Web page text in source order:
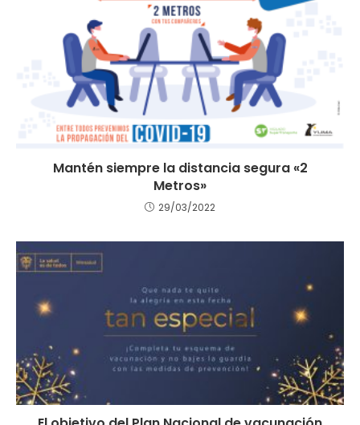
Mantén siempre la distancia segura «2
Metros»
29/03/2022